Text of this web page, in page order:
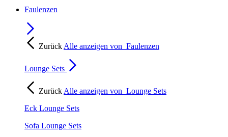
Faulenzen
Zurück Alle anzeigen von Faulenzen
Lounge Sets
Zurück Alle anzeigen von Lounge Sets
Eck Lounge Sets
Sofa Lounge Sets